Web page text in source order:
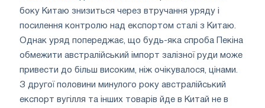
боку Китаю знизиться через втручання уряду і
посилення контролю над експортом сталі з Китаю.
Однак уряд попереджає, що будь-яка спроба Пекіна
обмежити австралійський імпорт залізної руди може
привести до більш високим, ніж очікувалося, цінами.
З другої половини минулого року австралійський
експорт вугілля та інших товарів йде в Китай не в